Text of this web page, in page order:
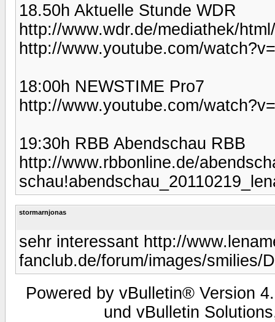
18.50h Aktuelle Stunde WDR
http://www.wdr.de/mediathek/
http://www.youtube.com/
18:00h NEWSTIME Pro7
http://www.youtube.com/
19:30h RBB Abendschau RBB
http://www.rbbonline.de/
stormarnjonas
sehr interessant http://
fanclub.de/forum/images/smilies/
Powered by vBulletin® Version
und vBulletin